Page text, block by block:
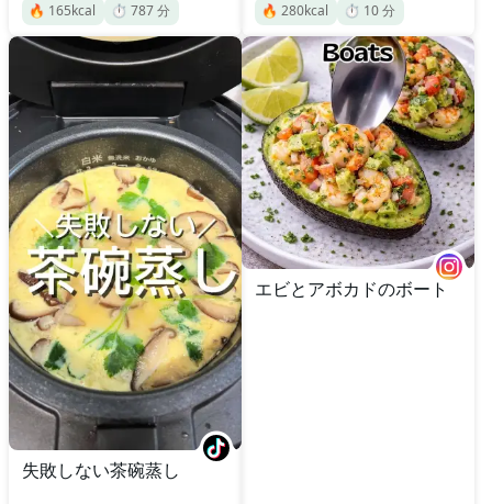
🔥 165kcal ⏱️ 787分 🔥 280kcal ⏱️ 10分
失敗しない茶碗蒸し
エビとアボカドのボート